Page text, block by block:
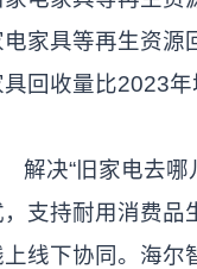
电家具等再生资源
具回收量比2023年
决“旧家电去哪
，支持耐用消费品
上线下协同。海尔